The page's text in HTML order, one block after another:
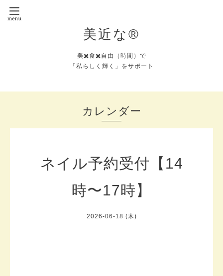
美近な®︎
美✖️食✖️自由（時間）で
「私らしく輝く」をサポート
カレンダー
ネイル予約受付【14
時〜17時】
2026-06-18 (木)